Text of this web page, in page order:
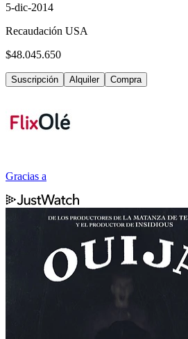
5-dic-2014
Recaudación USA
$48.045.650
Suscripción Alquiler Compra
Gracias a